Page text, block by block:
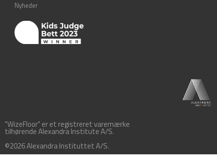
Nyheder
"WizeFloor" er et registreret varemærke
tilhørende Alexandra Institute A/S.
©2026 Alexandra Instituttet A/S.